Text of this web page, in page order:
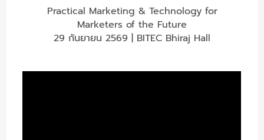
Practical Marketing & Technology for
Marketers of the Future
29 กันยายน 2569 | BITEC Bhiraj Hall